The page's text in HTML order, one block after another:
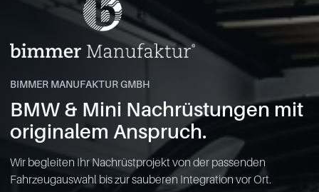
BIMMER MANUFAKTUR GMBH
BMW & Mini Nachrüstungen mit
originalem Anspruch.
Wir begleiten Ihr Nachrüstprojekt von der passenden
Fahrzeugauswahl bis zur sauberen Integration vor Ort.